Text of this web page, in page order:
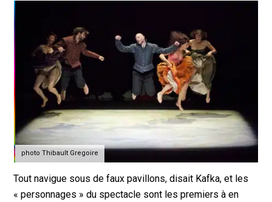
photo Thibault Gregoire
Tout navigue sous de faux pavillons, disait Kafka, et les
« personnages » du spectacle sont les premiers à en